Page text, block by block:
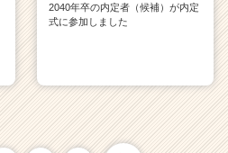
2040年卒の内定者（候補）が内定
式に参加しました